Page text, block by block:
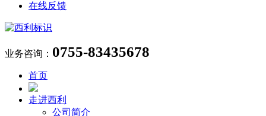
在线反馈
业务咨询： 0755-83435678
首页
走进西利
公司简介